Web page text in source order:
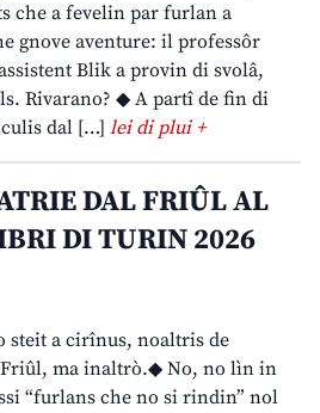
che a fevelin par furlan a
gnove aventure: il professôr
Blik a provin di svolâ,
Rivarano? ◆ A partî de fin di
dal […] lei di plui +
DAL FRIÛL AL
DI TURIN 2026
steit a cirînus, noaltris de
Friûl, ma inaltrò.◆ No, no lìn in
“furlans che no si rindin” nol